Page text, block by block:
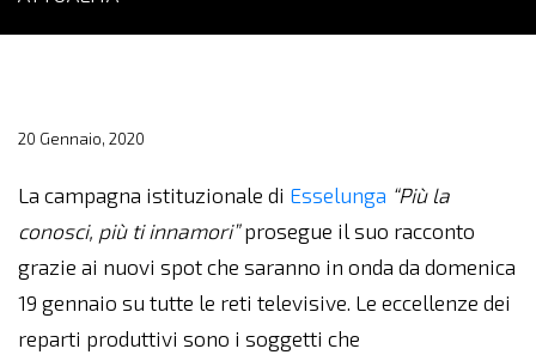
20 Gennaio, 2020
La campagna istituzionale di Esselunga “Più la
conosci, più ti innamori”prosegue il suo racconto
grazie ai nuovi spot che saranno in onda da domenica
19 gennaio su tutte le reti televisive. Le eccellenze dei
reparti produttivi sono i soggetti che